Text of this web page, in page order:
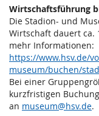
Wirtschaftsführung
Die Stadion- und
Wirtschaft dauert ca.
mehr Informationen:
https://www.hsv.de/
museum/buchen/
Bei einer
kurzfristigen
an museum@hsv.de.